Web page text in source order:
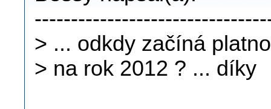
> ... odkdy začíná
> na rok 2012 ? ... díky